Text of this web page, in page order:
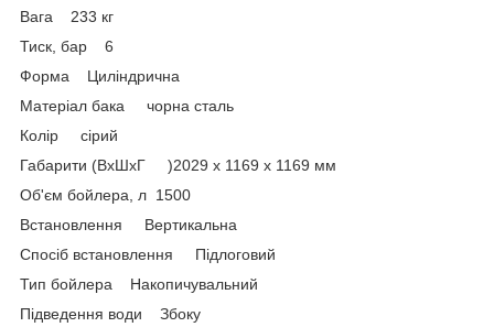
Вага 233 кг
Тиск, бар 6
Форма Циліндрична
Матеріал бака чорна сталь
Колір сірий
Габарити (ВхШхГ )2029 x 1169 x 1169 мм
Об'єм бойлера, л 1500
Встановлення Вертикальна
Спосіб встановлення Підлоговий
Тип бойлера Накопичувальний
Підведення води Збоку